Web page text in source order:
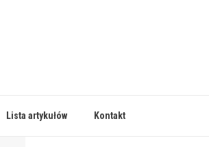
Lista artykułów Kontakt